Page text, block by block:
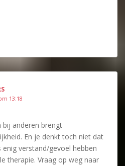
13:18
bij anderen brengt
En je denkt toch niet dat
enig verstand/gevoel hebben
therapie. Vraag op weg naar